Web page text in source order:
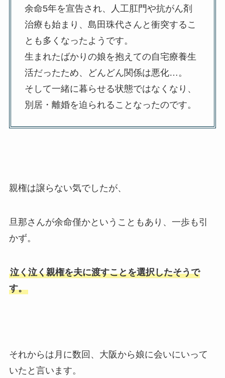
余命5年を宣告され、人工肛門や抗がん剤
治療も始まり、島田珠代さんと衝突するこ
とも多くなったようです。
生まれたばかりの娘を抱えての自宅療養生
活だったため、どんどん関係は悪化…。
そして一緒に暮らせる状態ではなくなり、
別居・離婚を迫られることなったのです。
親権は譲らない気でしたが、
旦那さんが余命僅かということもあり、一歩も引
かず。
泣く泣く親権を夫に渡すことを選択したそうで
す。
それからは月に数回、大阪から娘に会いにいって
いたと言います。